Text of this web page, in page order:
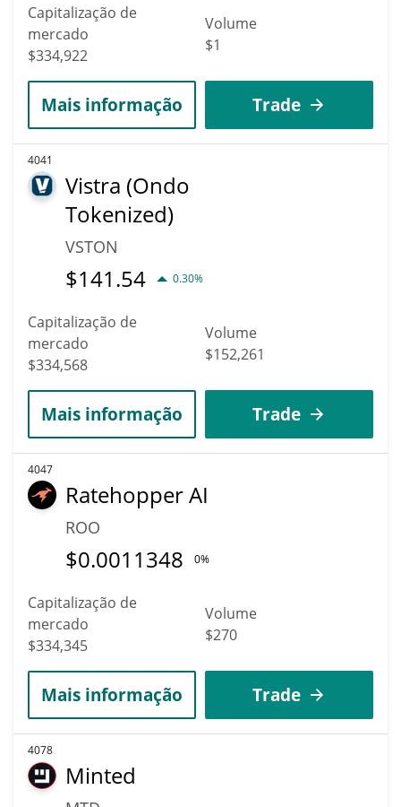
Capitalização de
mercado
$334,922
Volume
$1
Mais informação Trade
4041
Vistra (Ondo
Tokenized)
VSTON
$141.54 0.30%
Capitalização de
mercado
$334,568
Volume
$152,261
Mais informação Trade
4047
Ratehopper AI
ROO
$0.0011348 0%
Capitalização de
mercado
$334,345
Volume
$270
Mais informação Trade
4078
Minted